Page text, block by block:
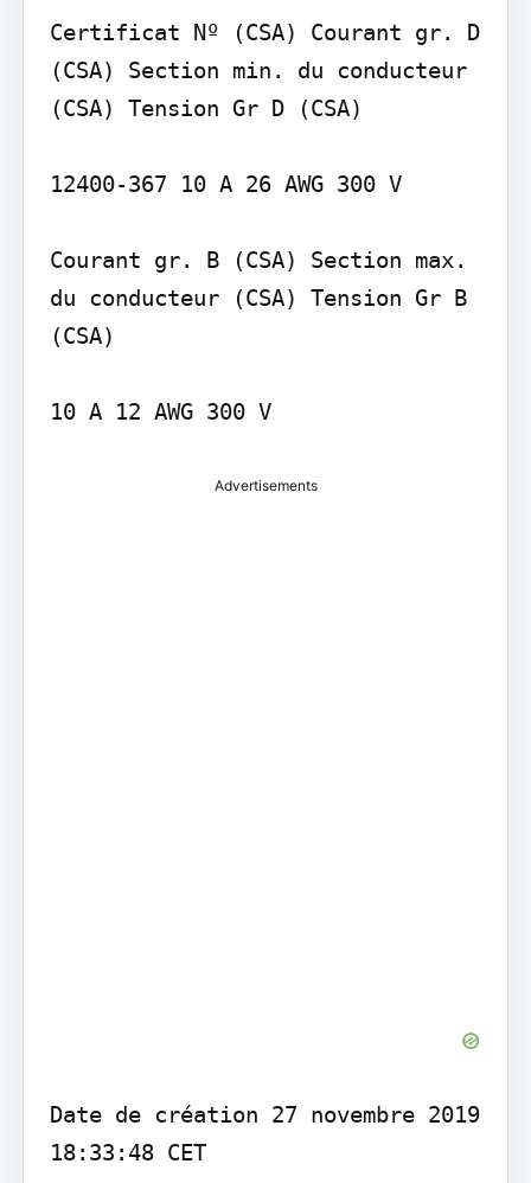
Certificat Nº (CSA) Courant gr. D
(CSA) Section min. du conducteur
(CSA) Tension Gr D (CSA)
12400-367 10 A 26 AWG 300 V
Courant gr. B (CSA) Section max.
du conducteur (CSA) Tension Gr B
(CSA)
10 A 12 AWG 300 V
Advertisements
Date de création 27 novembre 2019
18:33:48 CET